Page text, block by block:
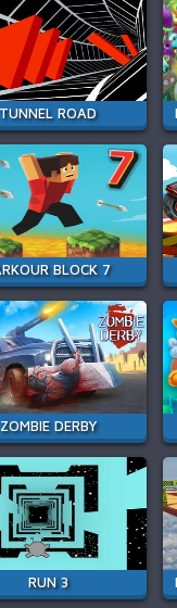
TUNNEL ROAD
BLOCK 7
ZOMBIE DERBY
RUN 3